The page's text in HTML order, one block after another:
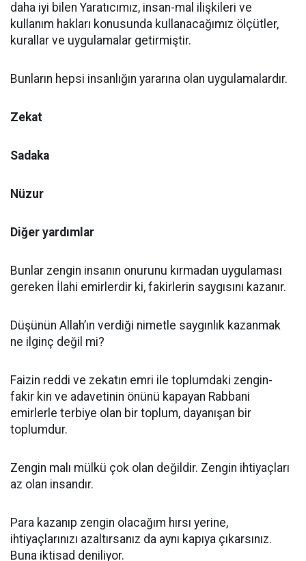
daha iyi bilen Yaratıcımız, insan-mal ilişkileri ve
kullanım hakları konusunda kullanacağımız ölçütler,
kurallar ve uygulamalar getirmiştir.
Bunların hepsi insanlığın yararına olan uygulamalardır.
Zekat
Sadaka
Nüzur
Diğer yardımlar
Bunlar zengin insanın onurunu kırmadan uygulaması
gereken İlahi emirlerdir ki, fakirlerin saygısını kazanır.
Düşünün Allah’ın verdiği nimetle saygınlık kazanmak
ne ilginç değil mi?
Faizin reddi ve zekatın emri ile toplumdaki zengin-
fakir kin ve adavetinin önünü kapayan Rabbani
emirlerle terbiye olan bir toplum, dayanışan bir
toplumdur.
Zengin malı mülkü çok olan değildir. Zengin ihtiyaçları
az olan insandır.
Para kazanıp zengin olacağım hırsı yerine,
ihtiyaçlarınızı azaltırsanız da aynı kapıya çıkarsınız.
Buna iktisad deniliyor.